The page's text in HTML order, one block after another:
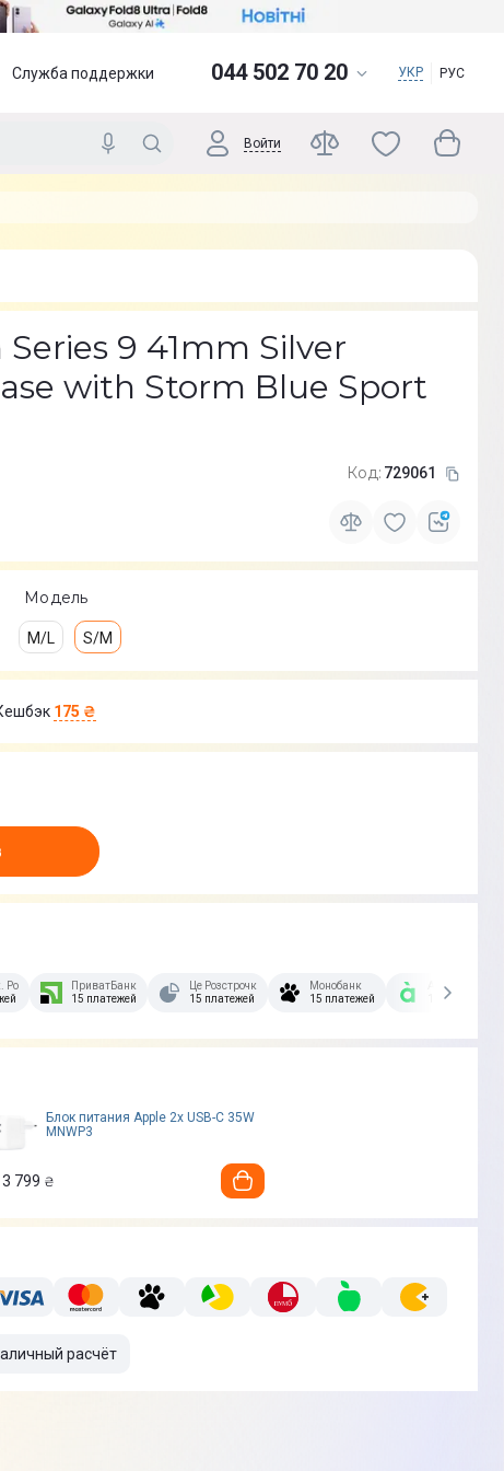
Служба поддержки 044 502 70 20 УКР РУС
Войти
9 41mm Silver
with Storm Blue Sport
Код: 729061
Модель
M/L S/M
175 ₴
Розстрочка Скибочка.
ПриватБанк
15 платежей
Це Розстрочка
15 платежей
Монобанк
15 платежей
А-Банк
15 платежей
Блок питания Apple 2x USB-C 35W
MNWP3
3 799 ₴
расчёт